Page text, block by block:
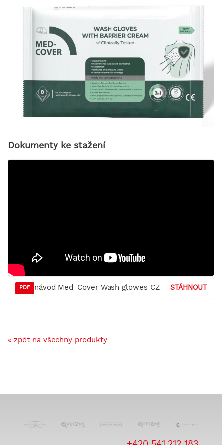
Dokumenty ke stažení
PDF návod Med-Cover Wash glowes CZ STÁHNOUT
« zpět na všechny produkty